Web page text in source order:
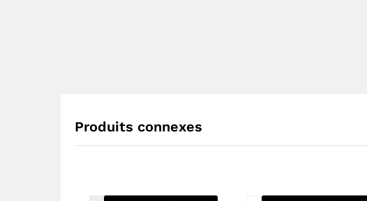
Produits connexes